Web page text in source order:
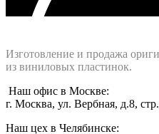
Изготовление и продажа
из виниловых пластинок.
Наш офис в Москве:
г. Москва, ул. Вербная, д.8,
Наш цех в Челябинске: